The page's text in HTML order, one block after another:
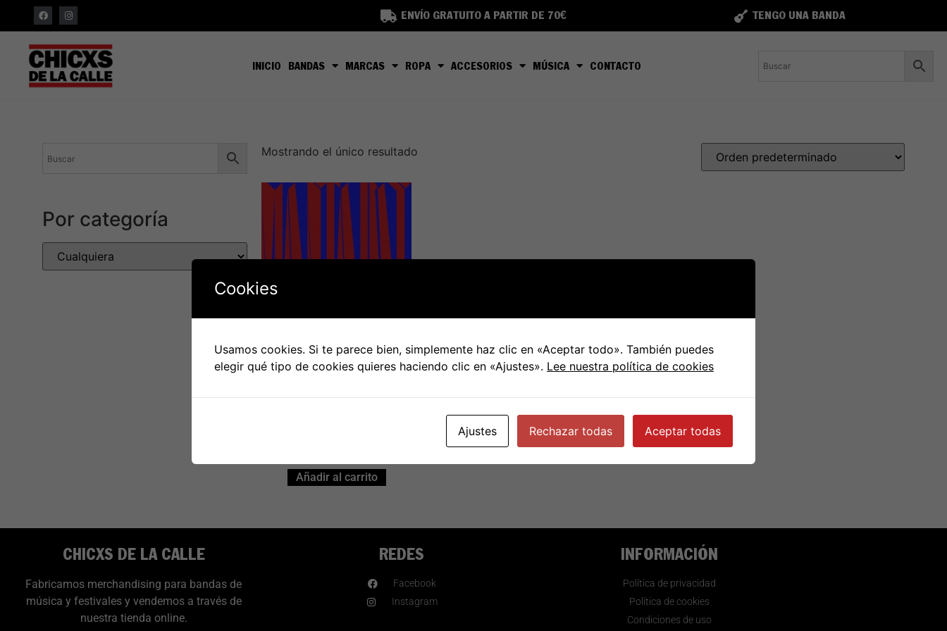
ENVÍO GRATUITO A PARTIR DE 70€ TENGO UNA BANDA
INICIO BANDAS MARCAS ROPA ACCESORIOS MÚSICA CONTACTO
Por categoría
Mostrando el único resultado
LP Siouxsie – Mantaray
Añadir al carrito
CHICXS DE LA CALLE
Fabricamos merchandising para bandas de
música y festivales y vendemos a través de
nuestra tienda online.
REDES
Facebook
Instagram
INFORMACIÓN
Política de privacidad
Política de cookies
Condiciones de uso
Cookies
Usamos cookies. Si te parece bien, simplemente haz clic en «Aceptar todo». También puedes
elegir qué tipo de cookies quieres haciendo clic en «Ajustes». Lee nuestra política de cookies
Ajustes Rechazar todas Aceptar todas